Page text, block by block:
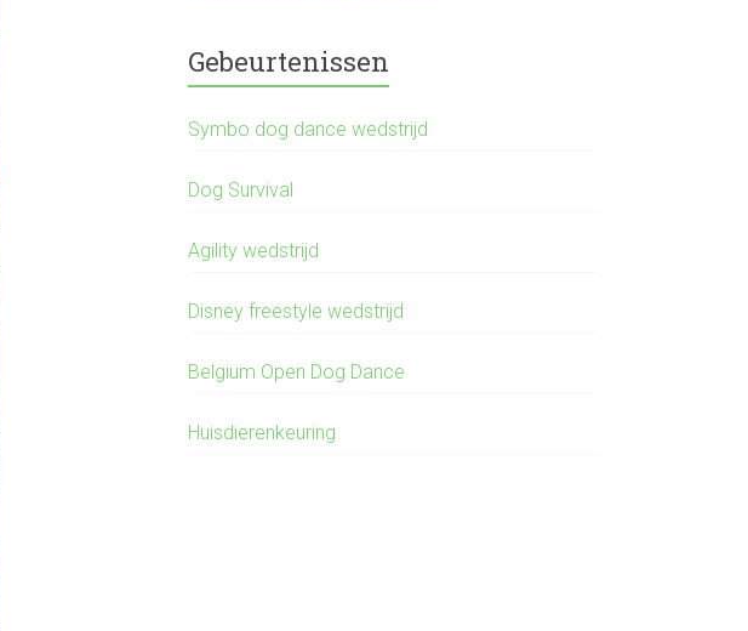
Gebeurtenissen
Symbo dog dance wedstrijd
Dog Survival
Agility wedstrijd
Disney freestyle wedstrijd
Belgium Open Dog Dance
Huisdierenkeuring